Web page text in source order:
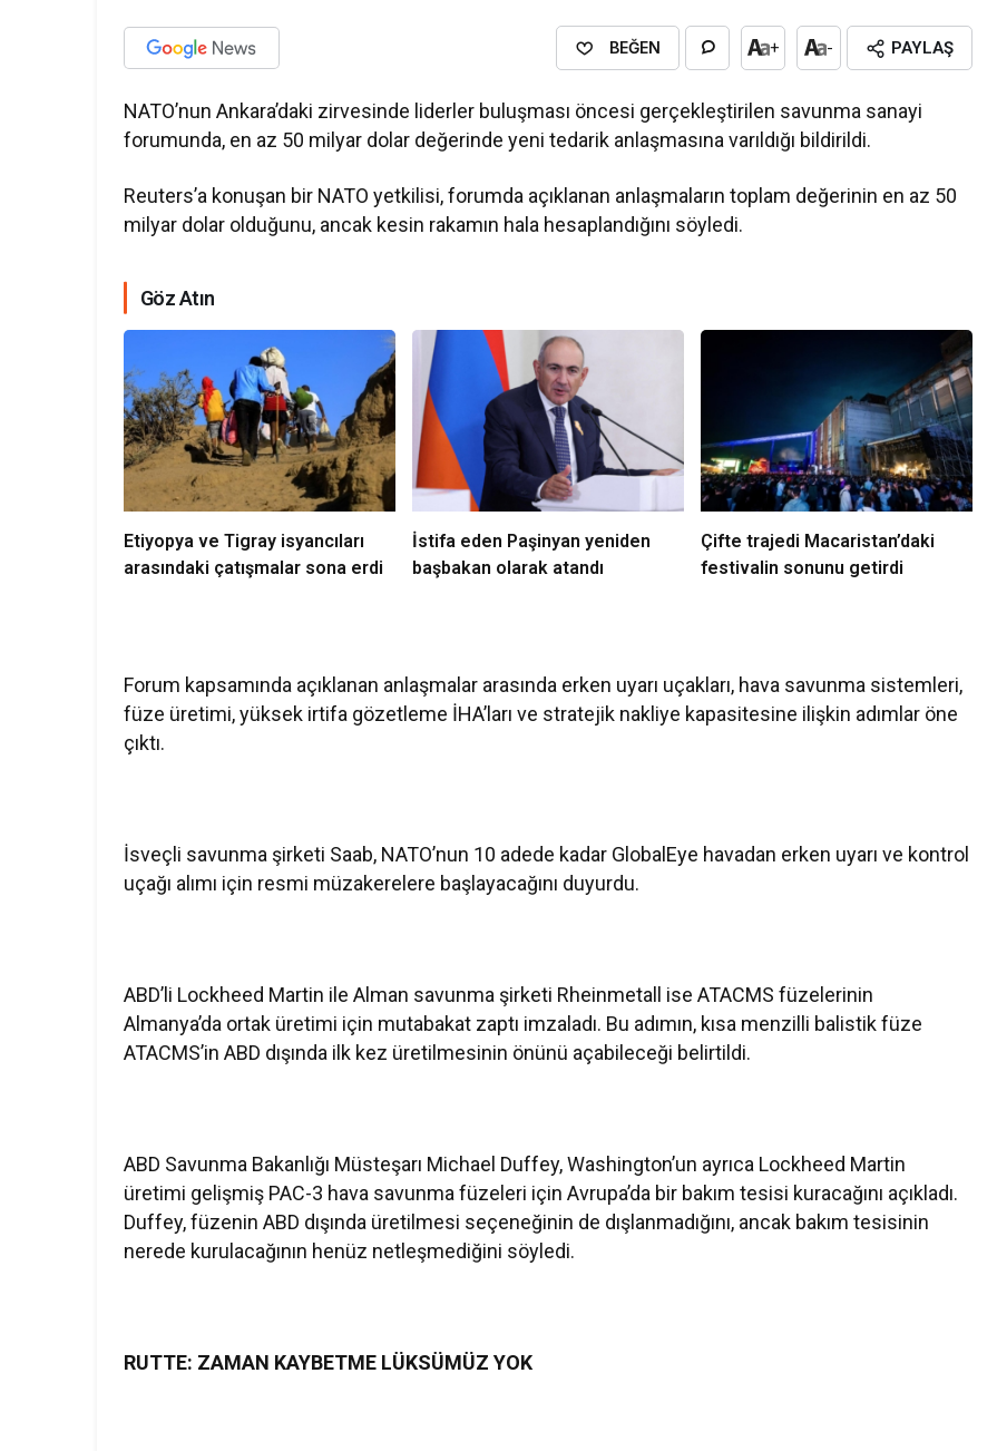
BEĞEN + - PAYLAŞ
NATO’nun Ankara’daki zirvesinde liderler buluşması öncesi gerçekleştirilen savunma sanayi
forumunda, en az 50 milyar dolar değerinde yeni tedarik anlaşmasına varıldığı bildirildi.
Reuters’a konuşan bir NATO yetkilisi, forumda açıklanan anlaşmaların toplam değerinin en az 50
milyar dolar olduğunu, ancak kesin rakamın hala hesaplandığını söyledi.
Göz Atın
Etiyopya ve Tigray isyancıları
arasındaki çatışmalar sona erdi
İstifa eden Paşinyan yeniden
başbakan olarak atandı
Çifte trajedi Macaristan’daki
festivalin sonunu getirdi
Forum kapsamında açıklanan anlaşmalar arasında erken uyarı uçakları, hava savunma sistemleri,
füze üretimi, yüksek irtifa gözetleme İHA’ları ve stratejik nakliye kapasitesine ilişkin adımlar öne
çıktı.
İsveçli savunma şirketi Saab, NATO’nun 10 adede kadar GlobalEye havadan erken uyarı ve kontrol
uçağı alımı için resmi müzakerelere başlayacağını duyurdu.
ABD’li Lockheed Martin ile Alman savunma şirketi Rheinmetall ise ATACMS füzelerinin
Almanya’da ortak üretimi için mutabakat zaptı imzaladı. Bu adımın, kısa menzilli balistik füze
ATACMS’in ABD dışında ilk kez üretilmesinin önünü açabileceği belirtildi.
ABD Savunma Bakanlığı Müsteşarı Michael Duffey, Washington’un ayrıca Lockheed Martin
üretimi gelişmiş PAC-3 hava savunma füzeleri için Avrupa’da bir bakım tesisi kuracağını açıkladı.
Duffey, füzenin ABD dışında üretilmesi seçeneğinin de dışlanmadığını, ancak bakım tesisinin
nerede kurulacağının henüz netleşmediğini söyledi.
RUTTE: ZAMAN KAYBETME LÜKSÜMÜZ YOK